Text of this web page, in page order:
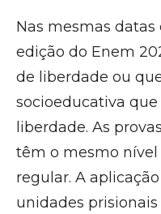
Nas mesmas datas
edição do Enem
de liberdade ou
socioeducativa
liberdade. As
têm o mesmo
regular. A
unidades